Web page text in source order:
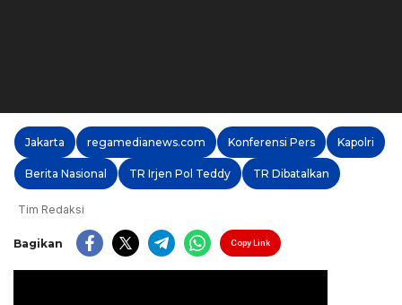
Jakarta regamedianews.com Konferensi Pers Kapolri
Berita Nasional TR Irjen Pol Teddy TR Dibatalkan
Tim Redaksi
Bagikan Copy Link